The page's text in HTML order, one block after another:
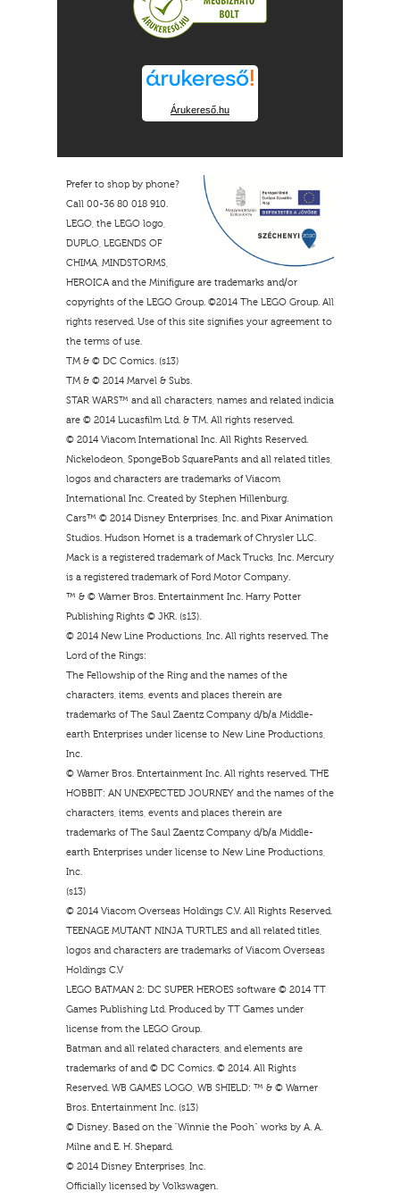
Árukereső.hu
Prefer to shop by phone?
Call 00-36 80 018 910.
LEGO, the LEGO logo,
DUPLO, LEGENDS OF
CHIMA, MINDSTORMS,
HEROICA and the Minifigure are trademarks and/or
copyrights of the LEGO Group. ©2014 The LEGO Group. All
rights reserved. Use of this site signifies your agreement to
the terms of use.
TM & © DC Comics. (s13)
TM & © 2014 Marvel & Subs.
STAR WARS™ and all characters, names and related indicia
are © 2014 Lucasfilm Ltd. & TM. All rights reserved.
© 2014 Viacom International Inc. All Rights Reserved.
Nickelodeon, SpongeBob SquarePants and all related titles,
logos and characters are trademarks of Viacom
International Inc. Created by Stephen Hillenburg.
Cars™ © 2014 Disney Enterprises, Inc. and Pixar Animation
Studios. Hudson Hornet is a trademark of Chrysler LLC.
Mack is a registered trademark of Mack Trucks, Inc. Mercury
is a registered trademark of Ford Motor Company.
™ & © Warner Bros. Entertainment Inc. Harry Potter
Publishing Rights © JKR. (s13).
© 2014 New Line Productions, Inc. All rights reserved. The
Lord of the Rings:
The Fellowship of the Ring and the names of the
characters, items, events and places therein are
trademarks of The Saul Zaentz Company d/b/a Middle-
earth Enterprises under license to New Line Productions,
Inc.
© Warner Bros. Entertainment Inc. All rights reserved. THE
HOBBIT: AN UNEXPECTED JOURNEY and the names of the
characters, items, events and places therein are
trademarks of The Saul Zaentz Company d/b/a Middle-
earth Enterprises under license to New Line Productions,
Inc.
(s13)
© 2014 Viacom Overseas Holdings C.V. All Rights Reserved.
TEENAGE MUTANT NINJA TURTLES and all related titles,
logos and characters are trademarks of Viacom Overseas
Holdings C.V
LEGO BATMAN 2: DC SUPER HEROES software © 2014 TT
Games Publishing Ltd. Produced by TT Games under
license from the LEGO Group.
Batman and all related characters, and elements are
trademarks of and © DC Comics. © 2014. All Rights
Reserved. WB GAMES LOGO, WB SHIELD: ™ & © Warner
Bros. Entertainment Inc. (s13)
© Disney. Based on the “Winnie the Pooh” works by A. A.
Milne and E. H. Shepard.
© 2014 Disney Enterprises, Inc.
Officially licensed by Volkswagen.